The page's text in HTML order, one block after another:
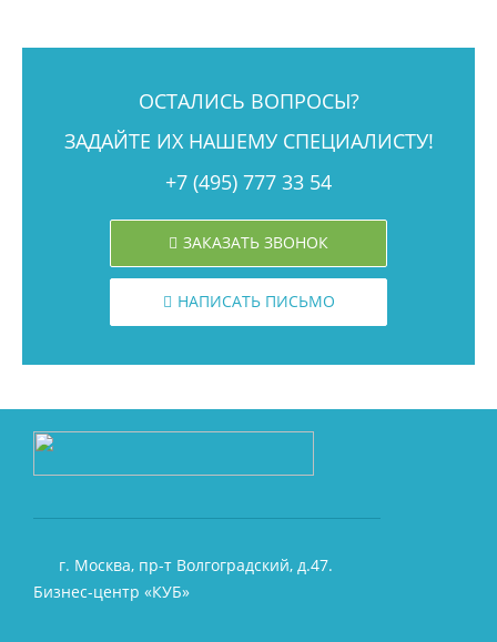
ОСТАЛИСЬ ВОПРОСЫ?
ЗАДАЙТЕ ИХ НАШЕМУ СПЕЦИАЛИСТУ!
+7 (495) 777 33 54
ЗАКАЗАТЬ ЗВОНОК
НАПИСАТЬ ПИСЬМО
г. Москва, пр-т Волгоградский, д.47.
Бизнес-центр «КУБ»